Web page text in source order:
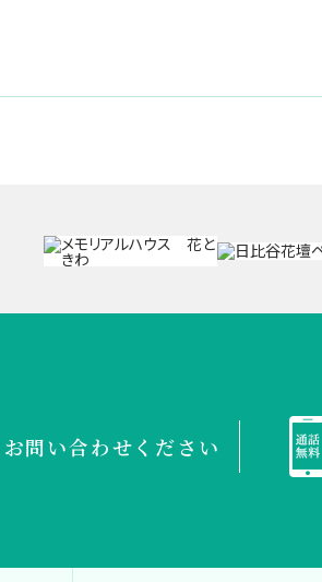
お問い合わせください